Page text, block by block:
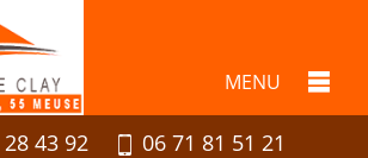
MENU
43 92
06 71 81 51 21